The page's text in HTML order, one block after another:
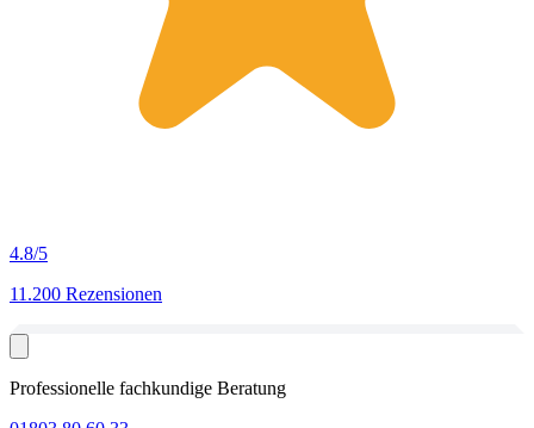
4.8/5
11.200 Rezensionen
Professionelle fachkundige Beratung